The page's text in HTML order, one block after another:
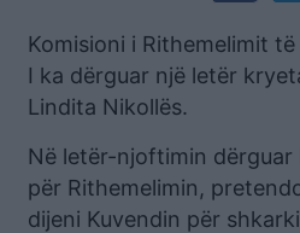
Komisioni i Rithemelimit
I ka dërguar një letër
Lindita Nikollës.
Në letër-njoftimin dërguar
për Rithemelimin,
dijeni Kuvendin për